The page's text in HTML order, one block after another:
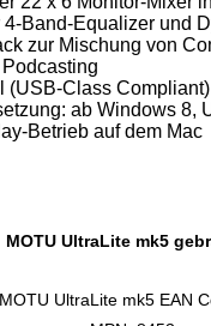
4-Band-Equalizer und
zur Mischung von
(USB-Class Compliant)
ab Windows 8,
Betrieb auf dem Mac
MOTU UltraLite mk5
UltraLite mk5 EAN